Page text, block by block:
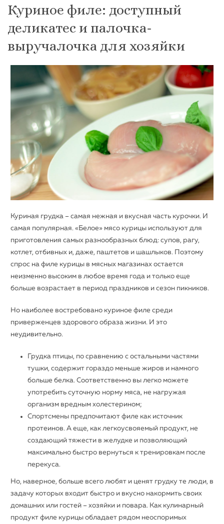
Куриное филе: доступный
деликатес и палочка-
выручалочка для хозяйки
Куриная грудка – самая нежная и вкусная часть курочки. И
самая популярная. «Белое» мясо курицы используют для
приготовления самых разнообразных блюд: супов, рагу,
котлет, отбивных и, даже, паштетов и шашлыков. Поэтому
спрос на филе курицы в мясных магазинах остается
неизменно высоким в любое время года и только еще
больше возрастает в период праздников и сезон пикников.
Но наиболее востребовано куриное филе среди
приверженцев здорового образа жизни. И это
неудивительно.
Грудка птицы, по сравнению с остальными частями
тушки, содержит гораздо меньше жиров и намного
больше белка. Соответственно вы легко можете
употребить суточную норму мяса, не нагружая
организм вредным холестерином;
Спортсмены предпочитают филе как источник
протеинов. А еще, как легкоусвояемый продукт, не
создающий тяжести в желудке и позволяющий
максимально быстро вернуться к тренировкам после
перекуса.
Но, наверное, больше всего любят и ценят грудку те люди, в
задачу которых входит быстро и вкусно накормить своих
домашних или гостей – хозяйки и повара. Как кулинарный
продукт филе курицы обладает рядом неоспоримых